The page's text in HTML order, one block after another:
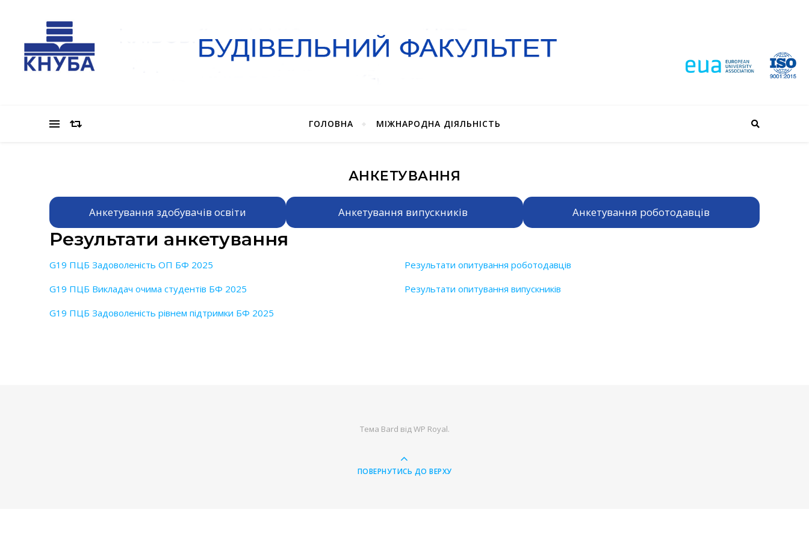
ГОЛОВНА МІЖНАРОДНА ДІЯЛЬНІСТЬ
АНКЕТУВАННЯ
Анкетування здобувачів освіти Анкетування випускників Анкетування роботодавців
Результати анкетування
G19 ПЦБ Задоволеність ОП БФ 2025
G19 ПЦБ Викладач очима студентів БФ 2025
G19 ПЦБ Задоволеність рівнем підтримки БФ 2025
Результати опитування роботодавців
Результати опитування випускників
Тема Bard від WP Royal.
ПОВЕРНУТИСЬ ДО ВЕРХУ